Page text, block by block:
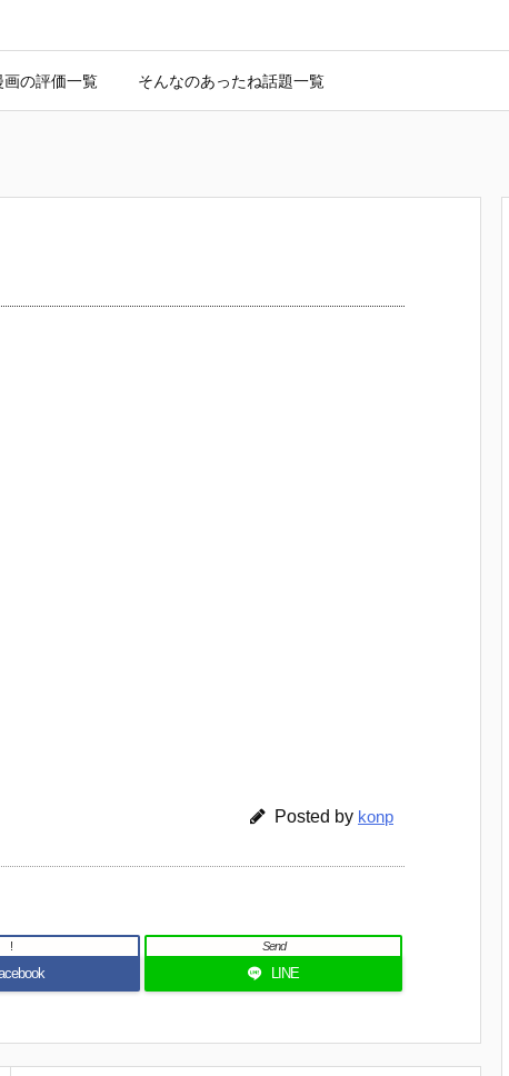
画の評価一覧 そんなのあったね話題一覧
Posted by konp
!
LINE
Send